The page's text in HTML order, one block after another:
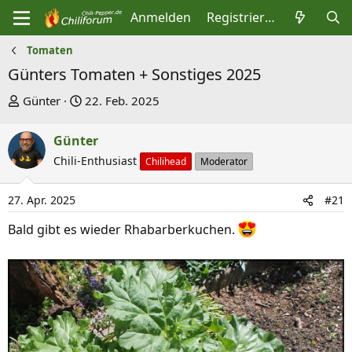
Anmelden Registrieren
Tomaten
Günters Tomaten + Sonstiges 2025
E
s
t
e
l
e
Günter
E
s
t
l
t
m
22. Feb. 2025
Günter
Chili-Enthusiast Chilihead Moderator
27. Apr. 2025 #21
Bald gibt es wieder Rhabarberkuchen.